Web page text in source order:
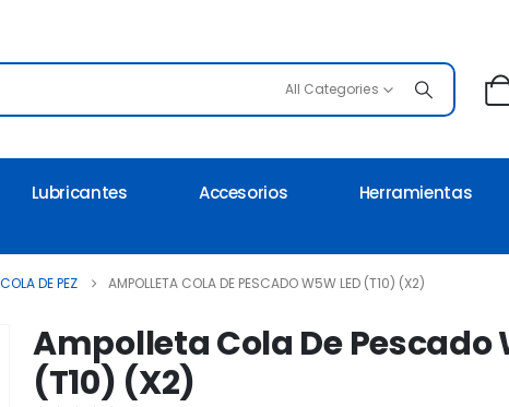
All Categories
Lubricantes Accesorios Herramientas
DE PEZ AMPOLLETA COLA DE PESCADO W5W LED (T10) (X2)
Ampolleta Cola De Pescado
(T10) (X2)